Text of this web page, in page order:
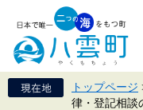
頭
で
飛
ば
トップページ
律・登記相談